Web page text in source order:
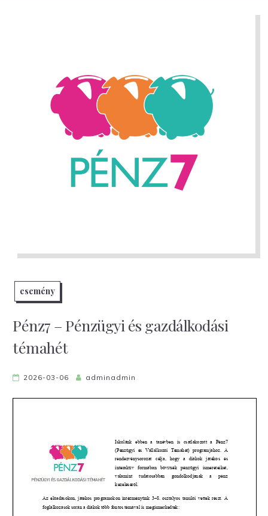
esemény
Pénz7 – Pénzügyi és gazdálkodási
témahét
2026-03-06 adminadmin